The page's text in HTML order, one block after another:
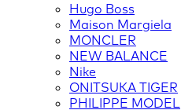
Hugo Boss
Maison Margiela
MONCLER
NEW BALANCE
Nike
ONITSUKA TIGER
PHILIPPE MODEL